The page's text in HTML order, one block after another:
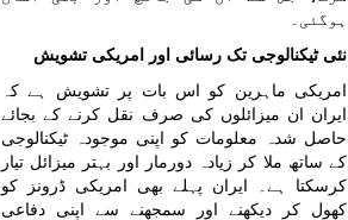
ہوگئی۔
نئی ٹیکنالوجی تک رسائی اور امریکی تشویش
امریکی ماہرین کو اس بات پر تشویش ہے کہ
ایران ان میزائلوں کی صرف نقل کرنے کے بجائے
حاصل شدہ معلومات کو اپنی موجودہ ٹیکنالوجی
کے ساتھ ملا کر زیادہ دورمار اور بہتر میزائل تیار
کرسکتا ہے۔ ایران پہلے بھی امریکی ڈرونز کو
کھول کر دیکھنے اور سمجھنے سے اپنی دفاعی